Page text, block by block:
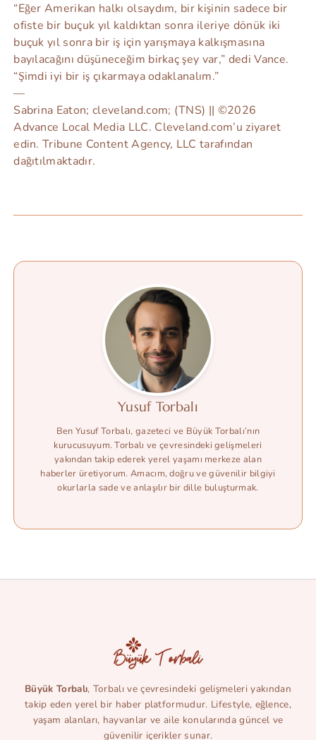
“Eğer Amerikan halkı olsaydım, bir kişinin sadece bir
ofiste bir buçuk yıl kaldıktan sonra ileriye dönük iki
buçuk yıl sonra bir iş için yarışmaya kalkışmasına
bayılacağını düşüneceğim birkaç şey var,” dedi Vance.
“Şimdi iyi bir iş çıkarmaya odaklanalım.”
—
Sabrina Eaton; cleveland.com; (TNS) || ©2026
Advance Local Media LLC. Cleveland.com’u ziyaret
edin. Tribune Content Agency, LLC tarafından
dağıtılmaktadır.
Yusuf Torbalı
Ben Yusuf Torbalı, gazeteci ve Büyük Torbalı’nın
kurucusuyum. Torbalı ve çevresindeki gelişmeleri
yakından takip ederek yerel yaşamı merkeze alan
haberler üretiyorum. Amacım, doğru ve güvenilir bilgiyi
okurlarla sade ve anlaşılır bir dille buluşturmak.
Büyük Torbalı, Torbalı ve çevresindeki gelişmeleri yakından
takip eden yerel bir haber platformudur. Lifestyle, eğlence,
yaşam alanları, hayvanlar ve aile konularında güncel ve
güvenilir içerikler sunar.